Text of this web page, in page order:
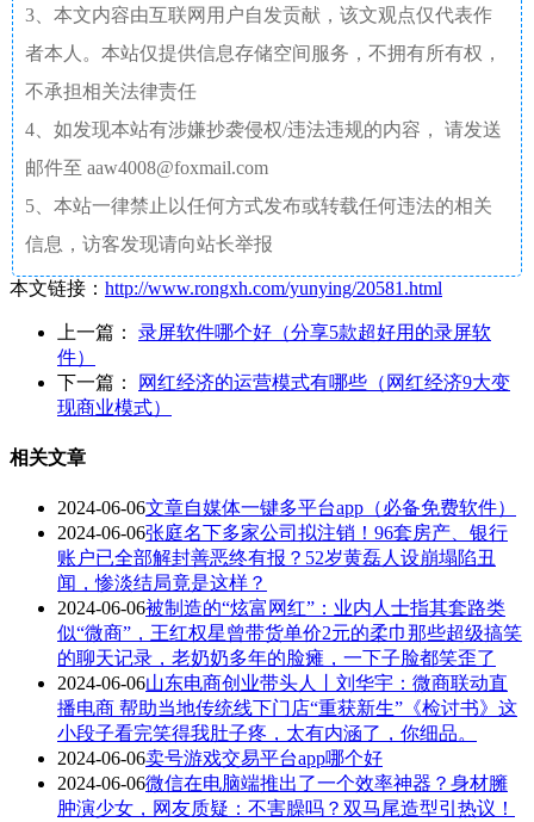
3、本文内容由互联网用户自发贡献，该文观点仅代表作
者本人。本站仅提供信息存储空间服务，不拥有所有权，
不承担相关法律责任
4、如发现本站有涉嫌抄袭侵权/违法违规的内容， 请发送
邮件至 aaw4008@foxmail.com
5、本站一律禁止以任何方式发布或转载任何违法的相关
信息，访客发现请向站长举报
本文链接： http://www.rongxh.com/yunying/20581.html
上一篇： 录屏软件哪个好（分享5款超好用的录屏软
件）
下一篇：
网红经济的运营模式有哪些（网红经济9大变
现商业模式）
相关文章
2024-06-06文章自媒体一键多平台app（必备免费软件）
2024-06-06张庭名下多家公司拟注销！96套房产、银行
账户已全部解封善恶终有报？52岁黄磊人设崩塌陷丑
闻，惨淡结局竟是这样？
2024-06-06被制造的“炫富网红”：业内人士指其套路类
似“微商”，王红权星曾带货单价2元的柔巾那些超级搞笑
的聊天记录，老奶奶多年的脸瘫，一下子脸都笑歪了
2024-06-06山东电商创业带头人丨刘华宇：微商联动直
播电商 帮助当地传统线下门店“重获新生”《检讨书》这
小段子看完笑得我肚子疼，太有内涵了，你细品。
2024-06-06卖号游戏交易平台app哪个好
2024-06-06微信在电脑端推出了一个效率神器？身材臃
肿演少女，网友质疑：不害臊吗？双马尾造型引热议！